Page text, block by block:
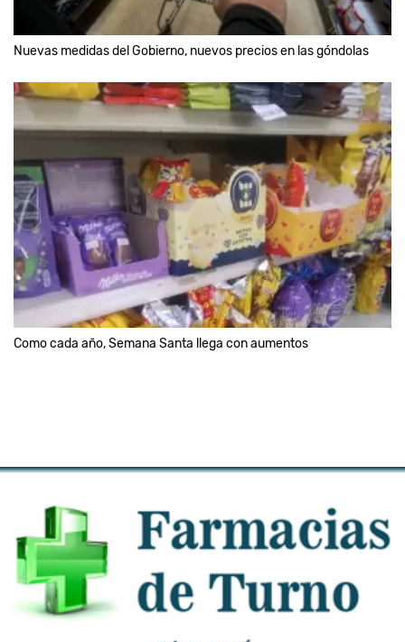
Nuevas medidas del Gobierno, nuevos precios en las góndolas
Como cada año, Semana Santa llega con aumentos